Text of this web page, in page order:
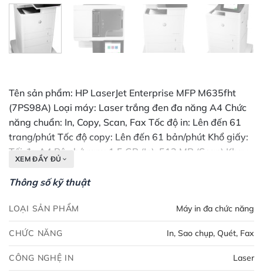
Tên sản phẩm: HP LaserJet Enterprise MFP M635fht
(7PS98A) Loại máy: Laser trắng đen đa năng A4 Chức
năng chuẩn: In, Copy, Scan, Fax Tốc độ in: Lên đến 61
trang/phút Tốc độ copy: Lên đến 61 bản/phút Khổ giấy:
Tối đa A4 Bộ nhớ ram: 1.5 GB (In); 512 MB (Scan) Khay
giải: lên đến 1200 x 1200 dpi Phóng to – thu nhỏ: 25 -
Có Chức năng in: Laser Chức năng scan: Flatbed, ADF
Chuẩn kết nối: USB, LAN, Fax Chức năng đặc biệt: HP
ePrint; Apple AirPrint; Google Cloud Print Kích thước:
665 x 600 x 1094 mm Trọng lượng: 52.5 kg Sử dụng
mực: HP 147A, 147X, 147Y Bảo hành: Chính hãng 12
XEM ĐẦY ĐỦ
Thông số kỹ thuật
LOẠI SẢN PHẨM Máy in đa chức năng
CHỨC NĂNG In, Sao chụp, Quét, Fax
CÔNG NGHỆ IN Laser